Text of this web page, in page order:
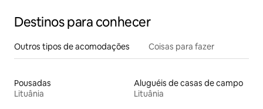
Destinos para conhecer
Outros tipos de acomodações Coisas para fazer
Pousadas
Lituânia
Aluguéis de casas de campo
Lituânia